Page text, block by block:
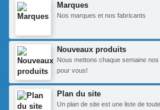
Marques
Nos marques et nos fabricants
Nouveaux produits
Nous mettons chaque semaine
pour vous!
Plan du site
Un plan de site est une liste de